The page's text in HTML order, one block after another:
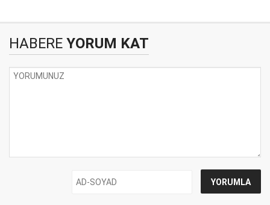
HABERE YORUM KAT